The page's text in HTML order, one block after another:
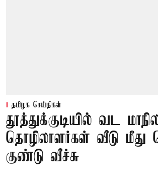
தமிழக செய்திகள்
தூத்துக்குடியில் வட
தொழிலாளர்கள் வீடு மீது
குண்டு வீச்சு